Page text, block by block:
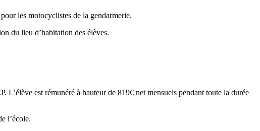
les motocyclistes de la gendarmerie.
du lieu d’habitation des élèves.
L’élève est rémunéré à hauteur de 819€ net mensuels pendant toute la durée
l’école.